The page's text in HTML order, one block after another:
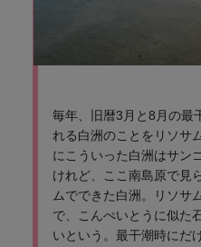
毎年、旧暦3月と8月の最
れる白洲のことをリソサ
にこういった白洲はサン
けれど、ここ南島原で見
ムでできた白洲。リソサ
で、こんぺいとうに似た
いという。最干潮時にだ